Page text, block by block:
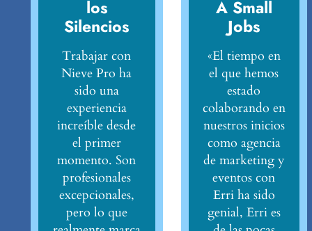
los
Silencios
Trabajar con
Nieve Pro ha
sido una
experiencia
increíble desde
el primer
momento. Son
profesionales
excepcionales,
pero lo que
A Small
Jobs
«El tiempo en
el que hemos
estado
colaborando en
nuestros inicios
como agencia
de marketing y
eventos con
Erri ha sido
genial, Erri es